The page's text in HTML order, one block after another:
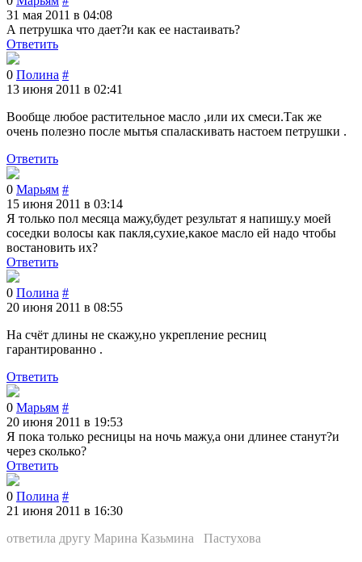
31 мая 2011 в 04:08
А петрушка что дает?и как ее настаивать?
Ответить
0 Полина #
13 июня 2011 в 02:41
Вообще любое растительное масло ,или их смеси.Так же
очень полезно после мытья спаласкивать настоем петрушки .
Ответить
0 Марьям #
15 июня 2011 в 03:14
Я только пол месяца мажу,будет результат я напишу.у моей
соседки волосы как пакля,сухие,какое масло ей надо чтобы
востановить их?
Ответить
0 Полина #
20 июня 2011 в 08:55
На счёт длины не скажу,но укрепление ресниц
гарантированно .
Ответить
0 Марьям #
20 июня 2011 в 19:53
Я пока только ресницы на ночь мажу,а они длинее станут?и
через сколько?
Ответить
0 Полина #
21 июня 2011 в 16:30
ответила другу Марина Казьмина Пастухова